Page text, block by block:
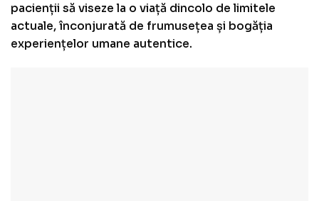
pacienții să viseze la o viață dincolo de limitele
actuale, înconjurată de frumusețea și bogăția
experiențelor umane autentice.